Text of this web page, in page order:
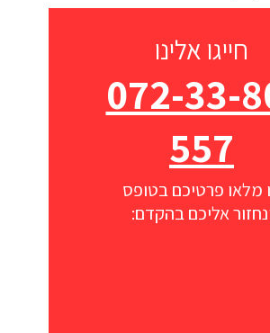
חייגו אלינו
072-33-
557
מלאו פרטיכם בטופס
אליכם בהקדם: